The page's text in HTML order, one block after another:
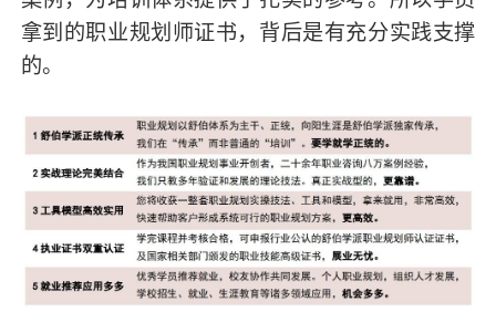
拿到的职业规划师证书，背后是有充分实践支撑
的。